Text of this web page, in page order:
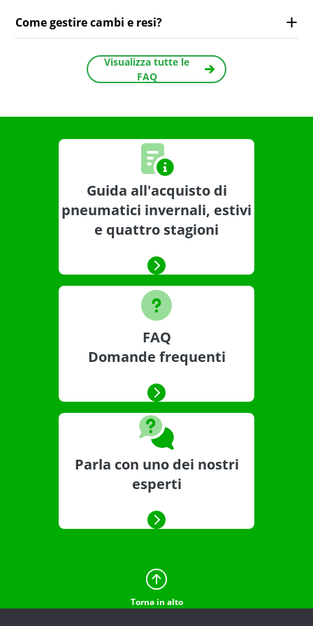
Come gestire cambi e resi?
Visualizza tutte le
FAQ
Guida all'acquisto di
pneumatici invernali, estivi
e quattro stagioni
FAQ
Domande frequenti
Parla con uno dei nostri
esperti
Torna in alto